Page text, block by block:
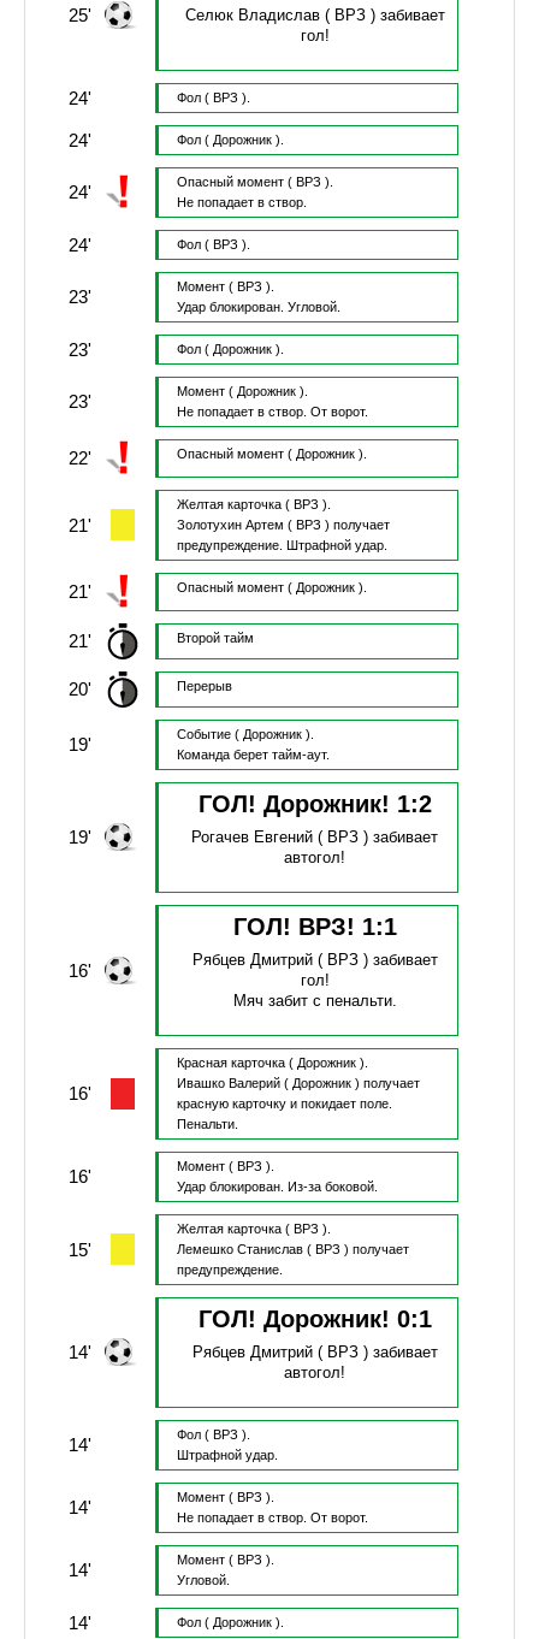
25' Селюк Владислав( ВРЗ ) забивает
гол!
24' Фол ( ВРЗ ).
24' Фол ( Дорожник ).
24' Опасный момент ( ВРЗ ).
Не попадает в створ.
24' Фол ( ВРЗ ).
23' Момент ( ВРЗ ).
Удар блокирован. Угловой.
23' Фол ( Дорожник ).
23' Момент ( Дорожник ).
Не попадает в створ. От ворот.
22' Опасный момент ( Дорожник ).
21'
Желтая карточка ( ВРЗ ).
Золотухин Артем ( ВРЗ ) получает
предупреждение.
Штрафной удар.
21' Опасный момент ( Дорожник ).
21' Второй тайм
20' Перерыв
19' Событие ( Дорожник ).
Команда берет тайм-аут.
19'
ГОЛ! Дорожник! 1:2
Рогачев Евгений ( ВРЗ )забивает
автогол!
16'
ГОЛ! ВРЗ! 1:1
Рябцев Дмитрий( ВРЗ ) забивает
гол!
Мяч забит с пенальти.
16'
Красная карточка ( Дорожник ).
Ивашко Валерий( Дорожник ) получает
красную карточку и покидает поле.
Пенальти.
16' Момент ( ВРЗ ).
Удар блокирован.
Из-за боковой.
15'
Желтая карточка ( ВРЗ ).
Лемешко Станислав( ВРЗ ) получает
предупреждение.
14'
ГОЛ! Дорожник! 0:1
Рябцев Дмитрий( ВРЗ ) забивает
автогол!
14' Фол ( ВРЗ ).
Штрафной удар.
14' Момент ( ВРЗ ).
Не попадает в створ. От ворот.
14' Момент ( ВРЗ ).
Угловой.
14' Фол ( Дорожник ).